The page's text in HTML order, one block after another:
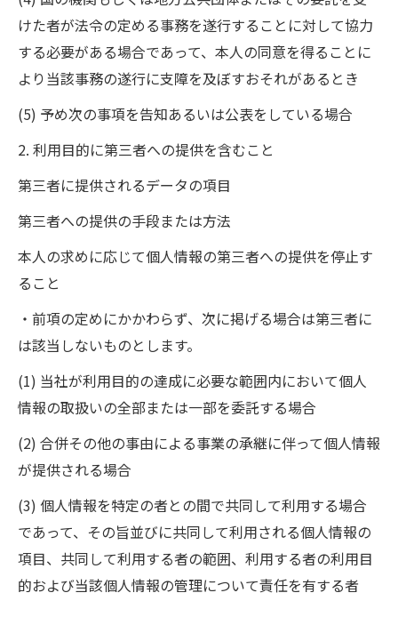
けた者が法令の定める事務を遂行することに対して協力
する必要がある場合であって、本人の同意を得ることに
より当該事務の遂行に支障を及ぼすおそれがあるとき
(5) 予め次の事項を告知あるいは公表をしている場合
2. 利用目的に第三者への提供を含むこと
第三者に提供されるデータの項目
第三者への提供の手段または方法
本人の求めに応じて個人情報の第三者への提供を停止す
ること
・前項の定めにかかわらず、次に掲げる場合は第三者に
は該当しないものとします。
(1) 当社が利用目的の達成に必要な範囲内において個人
情報の取扱いの全部または一部を委託する場合
(2) 合併その他の事由による事業の承継に伴って個人情報
が提供される場合
(3) 個人情報を特定の者との間で共同して利用する場合
であって、その旨並びに共同して利用される個人情報の
項目、共同して利用する者の範囲、利用する者の利用目
的および当該個人情報の管理について責任を有する者